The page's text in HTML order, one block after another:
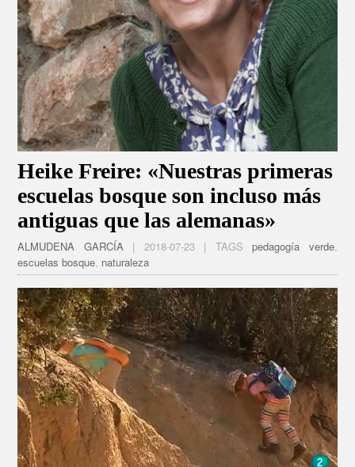
Heike Freire: «Nuestras primeras
escuelas bosque son incluso más
antiguas que las alemanas»
ALMUDENA GARCÍA| 2018-07-23 | TAGSpedagogía verde,
escuelas bosque, naturaleza